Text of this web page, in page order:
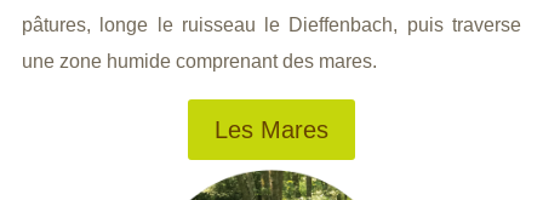
pâtures, longe le ruisseau le Dieffenbach, puis traverse
une zone humide comprenant des mares.
Les Mares